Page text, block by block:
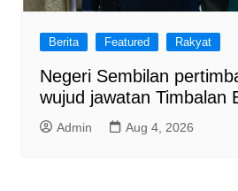
Berita Featured Rakyat
Negeri Sembilan
wujud jawatan Timbalan
Admin Aug 4, 2026